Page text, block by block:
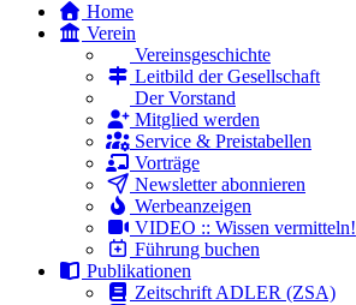
Home
Verein
Vereinsgeschichte
Leitbild der Gesellschaft
Der Vorstand
Mitglied werden
Service & Preistabellen
Vorträge
Newsletter abonnieren
Werbeanzeigen
VIDEO :: Wissen vermitteln!
Führung buchen
Publikationen
Zeitschrift ADLER (ZSA)